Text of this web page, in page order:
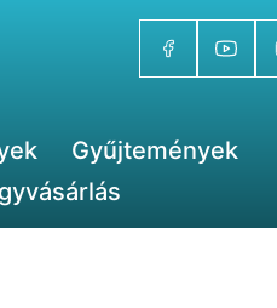
Gyűjtemények